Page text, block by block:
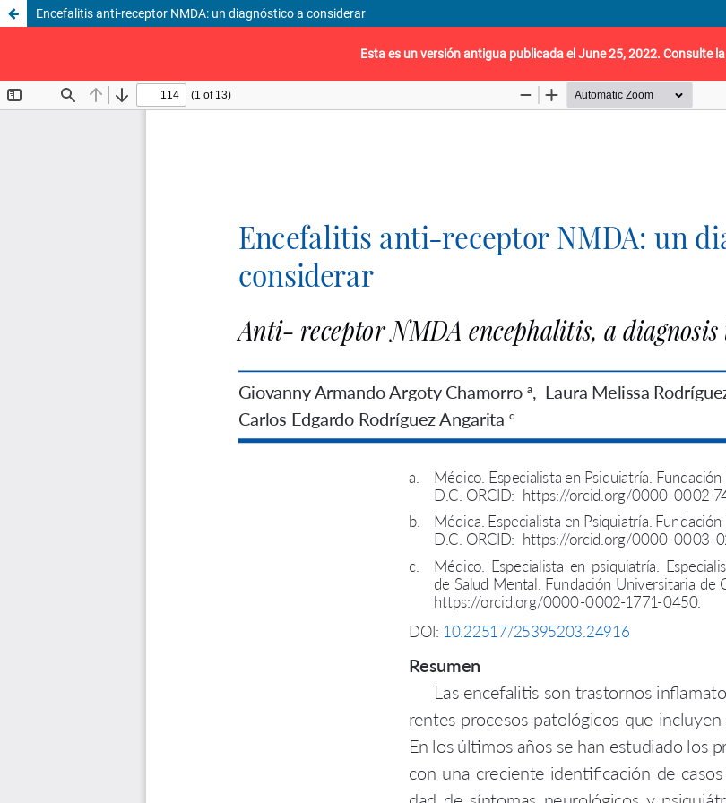
Encefalitis anti-receptor NMDA: un diagnóstico a considerar
Esta es un versión antigua publicada el June 25, 2022. Consulte la